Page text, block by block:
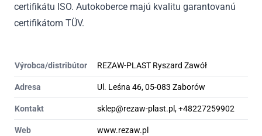
certifikátu ISO. Autokoberce majú kvalitu garantovanú
certifikátom TÜV.
Výrobca/distribútor REZAW-PLAST Ryszard Zawół
Adresa Ul. Leśna 46, 05-083 Zaborów
Kontakt sklep@rezaw-plast.pl, +48227259902
Web www.rezaw.pl